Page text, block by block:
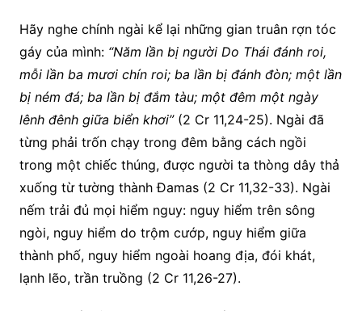
Hãy nghe chính ngài kể lại những gian truân rợn tóc
gáy của mình: “Năm lần bị người Do Thái đánh roi,
mỗi lần ba mươi chín roi; ba lần bị đánh đòn; một lần
bị ném đá; ba lần bị đắm tàu; một đêm một ngày
lênh đênh giữa biển khơi”(2 Cr 11,24-25). Ngài đã
từng phải trốn chạy trong đêm bằng cách ngồi
trong một chiếc thúng, được người ta thòng dây thả
xuống từ tường thành Đamas (2 Cr 11,32-33). Ngài
nếm trải đủ mọi hiểm nguy: nguy hiểm trên sông
ngòi, nguy hiểm do trộm cướp, nguy hiểm giữa
thành phố, nguy hiểm ngoài hoang địa, đói khát,
lạnh lẽo, trần truồng (2 Cr 11,26-27).